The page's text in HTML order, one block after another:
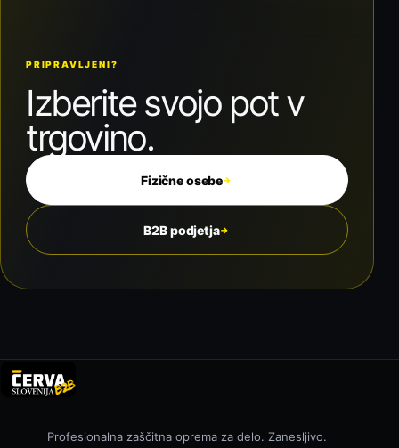
PRIPRAVLJENI?
Izberite svojo pot v
trgovino.
Fizične osebe→
B2B podjetja→
Profesionalna zaščitna oprema za delo. Zanesljivo.